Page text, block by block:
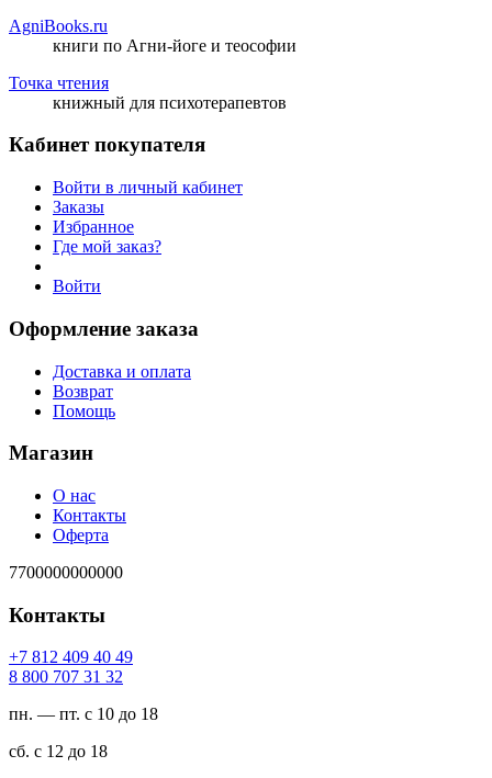
AgniBooks.ru
книги по Агни-йоге и теософии
Точка чтения
книжный для психотерапевтов
Кабинет покупателя
Войти в личный кабинет
Заказы
Избранное
Где мой заказ?
Войти
Оформление заказа
Доставка и оплата
Возврат
Помощь
Магазин
О нас
Контакты
Оферта
7700000000000
Контакты
94 04 904 218 7+
23 13 707 008 8
пн. — пт. с 10 до 18
сб. с 12 до 18